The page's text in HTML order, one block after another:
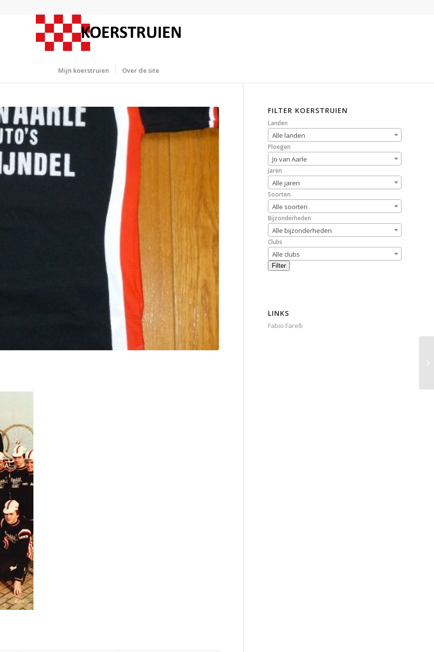
Mijn koerstruien Over de site
FILTER KOERSTRUIEN
Landen
Alle landen
Ploegen
Jo van Aarle
Jaren
Alle jaren
Soorten
Alle soorten
Bijzonderheden
Alle bijzonderheden
Clubs
Alle clubs
Filter
LINKS
Fabio Farelli